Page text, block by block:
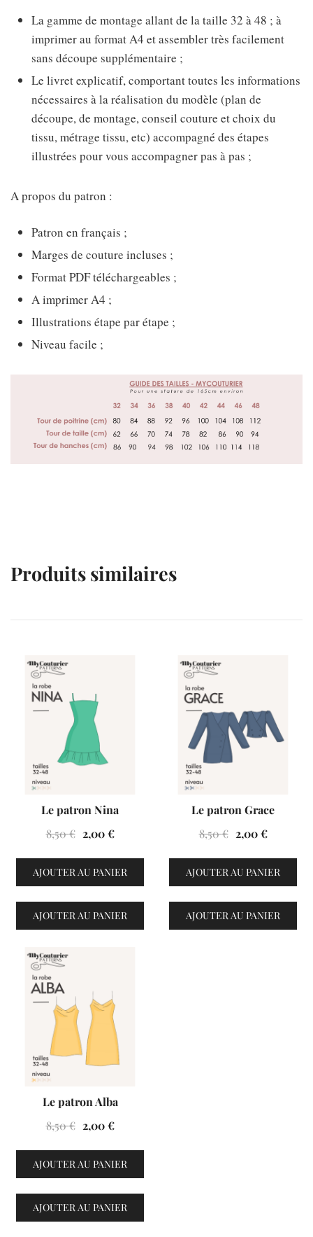
La gamme de montage allant de la taille 32 à 48 ; à
imprimer au format A4 et assembler très facilement
sans découpe supplémentaire ;
Le livret explicatif, comportant toutes les informations
nécessaires à la réalisation du modèle (plan de
découpe, de montage, conseil couture et choix du
tissu, métrage tissu, etc) accompagné des étapes
illustrées pour vous accompagner pas à pas ;
A propos du patron :
Patron en français ;
Marges de couture incluses ;
Format PDF téléchargeables ;
A imprimer A4 ;
Illustrations étape par étape ;
Niveau facile ;
Produits similaires
VENTES À 2€
Le patron Nina
8,50€ Le
initial
était :
8,50 €.
2,00€Le
actuel
est :
2,00 €.
AJOUTER AU PANIER
AJOUTER AU PANIER
VENTES À 2€
Le patron Grace
8,50€ Le
initial
était :
8,50 €.
2,00€Le
actuel
est :
2,00 €.
AJOUTER AU PANIER
AJOUTER AU PANIER
VENTES À 2€
Le patron Alba
8,50€ Le
initial
était :
8,50 €.
2,00€Le
actuel
est :
2,00 €.
AJOUTER AU PANIER
AJOUTER AU PANIER